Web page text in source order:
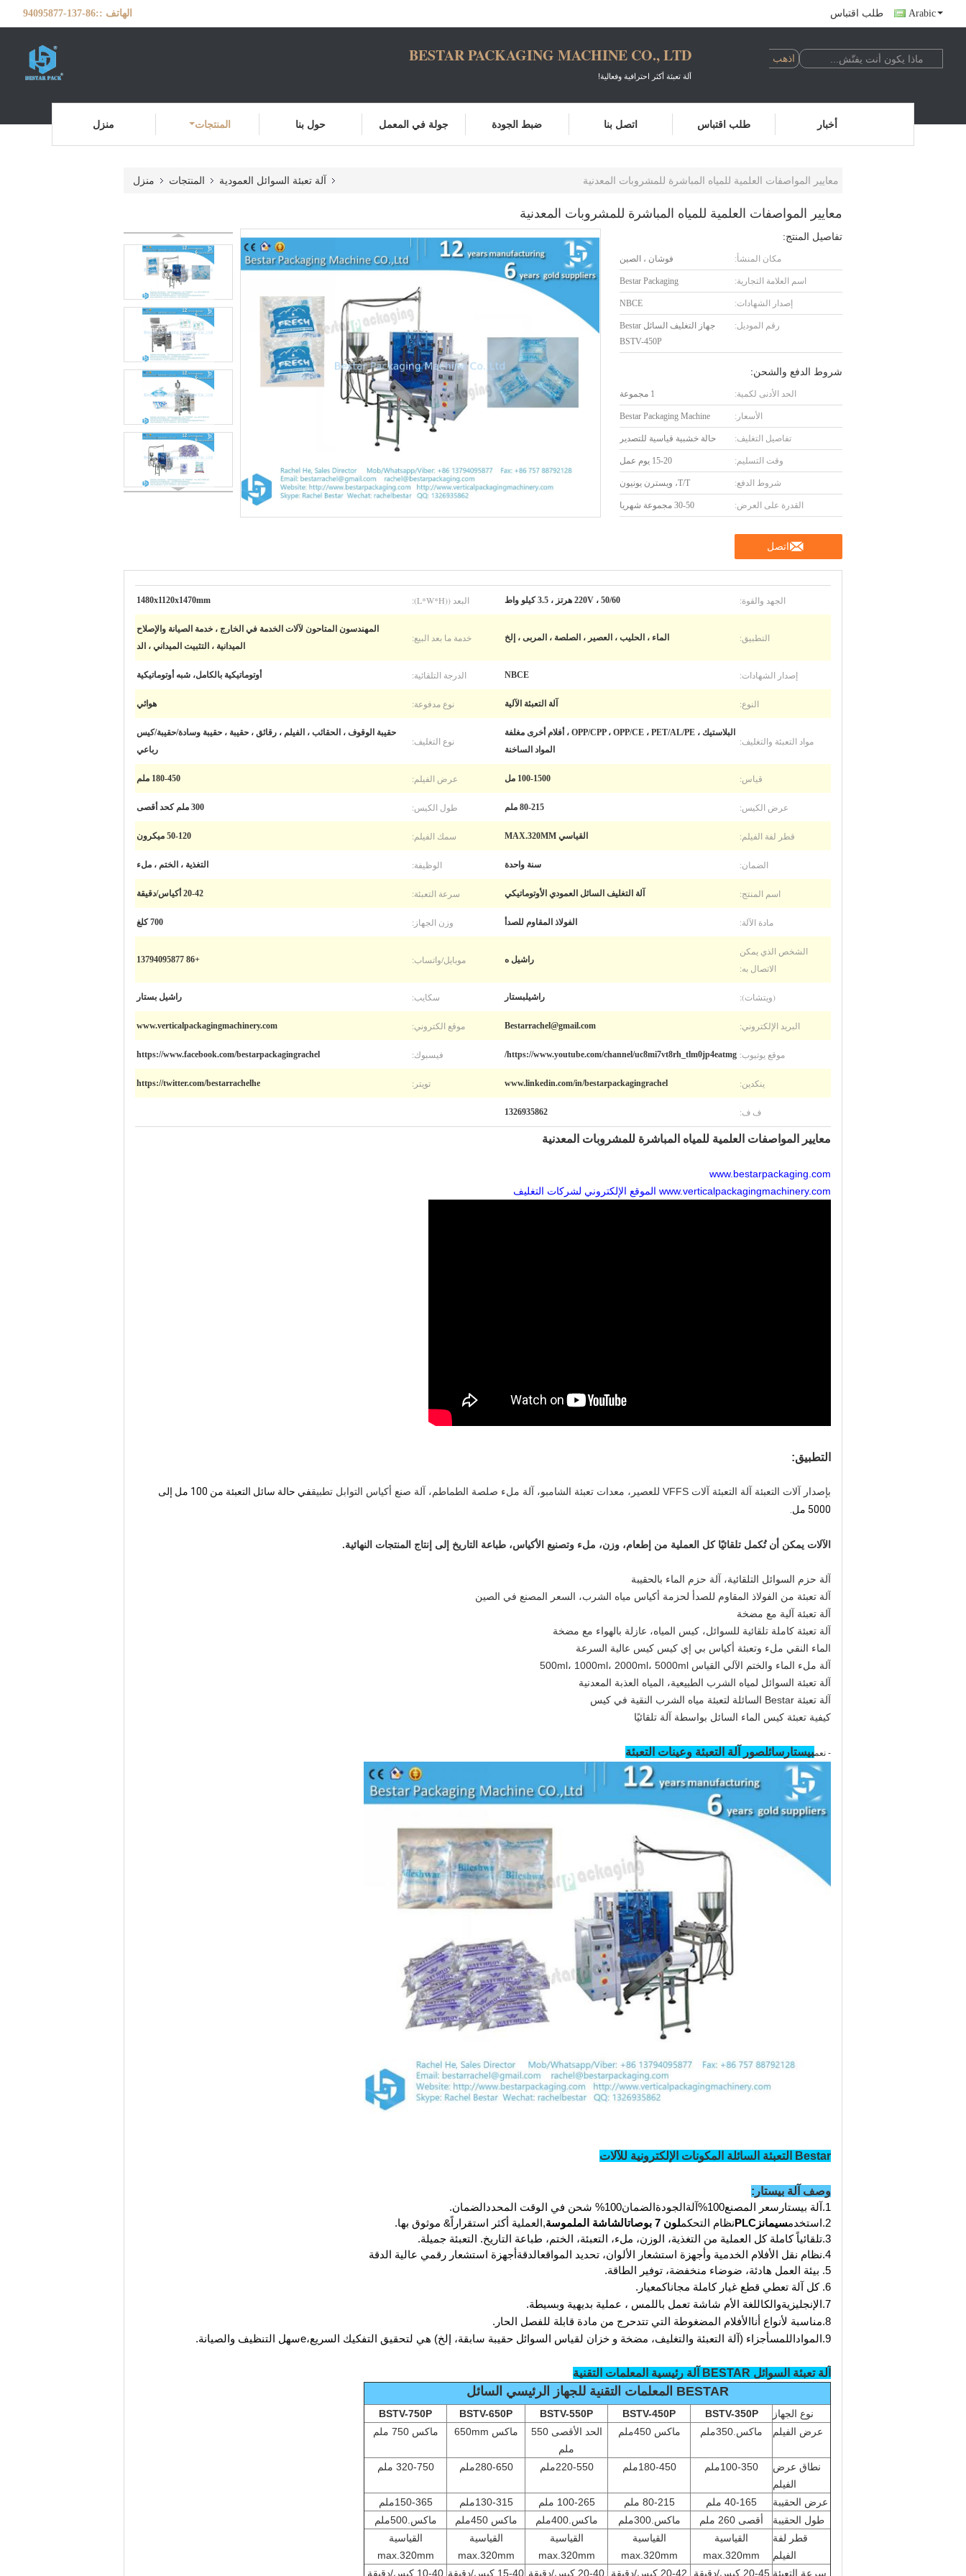
الهاتف ::86-137-94095877 طلب اقتباس Arabic
BESTAR PACKAGING MACHINE CO., LTD
آلة تعبئة أكثر احترافية وفعالية!
منزل المنتجات حول بنا جولة في المعمل ضبط الجودة اتصل بنا طلب اقتباس أخبار
منزل المنتجات آلة تعبئة السوائل العمودية معايير المواصفات العلمية للمياه المباشرة للمشروبات المعدنية
معايير المواصفات العلمية للمياه المباشرة للمشروبات المعدنية
تفاصيل المنتج:
مكان المنشأ: فوشان ، الصين
اسم العلامة التجارية: Bestar Packaging
إصدار الشهادات: NBCE
رقم الموديل:
جهاز التغليف السائل Bestar
BSTV-450P
شروط الدفع والشحن:
الحد الأدنى لكمية: 1 مجموعة
الأسعار: Bestar Packaging Machine
تفاصيل التغليف: حالة خشبية قياسية للتصدير
وقت التسليم: 15-20 يوم عمل
شروط الدفع: T/T، ويسترن يونيون
القدرة على العرض: 30-50 مجموعة شهريا
اتصل
الجهد والقوة: 220V ، 50/60 هرتز ، 3.5 كيلو واط البعد ((L*W*H): 1480x1120x1470mm
التطبيق: الماء ، الحليب ، العصير ، الصلصة ، المربى ، إلخ خدمة ما بعد البيع:
المهندسون المتاحون لآلات الخدمة في الخارج ، خدمة الصيانة والإصلاح
الميدانية ، التثبيت الميداني ، الد
إصدار الشهادات: NBCE الدرجة التلقائية: أوتوماتيكية بالكامل، شبه أوتوماتيكية
النوع: آلة التعبئة الآلية نوع مدفوعة: هوائي
مواد التعبئة والتغليف:
البلاستيك ، OPP/CPP ، OPP/CE ، PET/AL/PE ، أفلام أخرى مغلفة
المواد الساخنة
نوع التغليف:
حقيبة الوقوف ، الحقائب ، الفيلم ، رقائق ، حقيبة ، حقيبة وسادة/حقيبة/كيس
رباعي
قياس: 100-1500 مل عرض الفيلم: 180-450 ملم
عرض الكيس: 80-215 ملم طول الكيس: 300 ملم كحد أقصى
قطر لفة الفيلم: القياسي MAX.320MM سمك الفيلم: 50-120 ميكرون
الضمان: سنة واحدة الوظيفة: التغذية ، الختم ، ملء
اسم المنتج: آلة التغليف السائل العمودي الأوتوماتيكي سرعة التعبئة: 20-42 أكياس/دقيقة
مادة الآلة: الفولاذ المقاوم للصدأ وزن الجهاز: 700 كلغ
الشخص الذي يمكن
الاتصال به:
راشيل ه موبايل/واتساب: +86 13794095877
(ويتشات): راشيلبستار سكايب: راشيل بستار
البريد الإلكتروني: Bestarrachel@gmail.com موقع الكتروني: www.verticalpackagingmachinery.com
موقع يوتيوب: https://www.youtube.com/channel/uc8mi7vt8rh_tlm0jp4eatmg/ فيسبوك: https://www.facebook.com/bestarpackagingrachel
ينكدين: www.linkedin.com/in/bestarpackagingrachel تويتر: https://twitter.com/bestarrachelhe
ف ف: 1326935862
معايير المواصفات العلمية للمياه المباشرة للمشروبات المعدنية
www.bestarpackaging.com
www.verticalpackagingmachinery.com الموقع الإلكتروني لشركات التغليف
التطبيق:
بإصدار آلات التعبئة آلة التعبئة آلات VFFS للعصير، معدات تعبئة الشامبو، آلة ملء صلصة الطماطم، آلة صنع أكياس التوابل تطبيق
5000 مل.
الآلات يمكن أن تُكمل تلقائيًا كل العملية من إطعام، وزن، ملء وتصنيع الأكياس، طباعة التاريخ إلى إنتاج المنتجات النهائية.
آلة حزم السوائل التلقائية، آلة حزم الماء بالحقيبة
آلة تعبئة من الفولاذ المقاوم للصدأ لحزمة أكياس مياه الشرب، السعر المصنع في الصين
آلة تعبئة آلية مع مضخة
آلة تعبئة كاملة تلقائية للسوائل، كيس المياه، عازلة بالهواء مع مضخة
الماء النقي ملء وتعبئة أكياس بي إي كيس كيس عالية السرعة
آلة ملء الماء والختم الآلي القياس 500ml، 1000ml، 2000ml، 5000ml
آلة تعبئة السوائل لمياه الشرب الطبيعية، المياه العذبة المعدنية
آلة تعبئة Bestar السائلة لتعبئة مياه الشرب النقية في كيس
كيفية تعبئة كيس الماء السائل بواسطة آلة تلقائيًا
- نعمبيستار سائلصور آلة التعبئة وعينات التعبئة
Bestar التعبئة السائلة المكونات الإلكترونية للآلات
وصف آلة بيستار:
1. آلة بيستار سعر المصنع100% آلةالجودةالضمان100% شحن في الوقت المحدد الضمان.
2. استخدمسيمانز PLCنظام التحكملون 7 بوصات الشاشة الملموسة,العملية أكثر استقراراً& موثوق بها.
3. تلقائياً كاملة كل العملية من التغذية، الوزن، ملء، التعبئة، الختم، طباعة التاريخ. التعبئة جميلة.
4
.نظام نقل الأفلام الخدمية وأجهزة استشعار الألوان، تحديد المواقعالدقةأجهزة استشعار رقمي عالية الدقة
5
. بيئة العمل هادئة، ضوضاء منخفضة، توفير الطاقة.
6
. كل آلة تعطي قطع غيار كاملة مجاناكمعيار .
7
.الإنجليزيةوالكاللغة الأم شاشة تعمل باللمس ، عملية بديهية وبسيطة.
8
.مناسبة لأنواع أناالأفلام المضغوطة التي تتدحرج من مادة قابلة للفصل الحار.
9. المواداللمسأجزاء (آلة التعبئة والتغليف، مضخة و خزان لقياس السوائل حقيبة سابقة، إلخ) هي لتحقيق التفكيك السريع،eسهل التنظيف والصيانة.
آلة تعبئة السوائل BESTAR آلة رئيسية المعلمات التقنية
BESTAR المعلمات التقنية للجهاز الرئيسي السائل
نوع الجهاز BSTV-350P
BSTV-450P
BSTV-550P
BSTV-650P
BSTV-750P
عرض الفيلم
ماكس.350ملم ماكس 450ملم
الحد الأقصى 550
ملم
ماكس 650mm ماكس 750 ملم
نطاق عرض
الفيلم
100-350ملم 180-450ملم 220-550ملم 280-650ملم 320-750 ملم
عرض الحقيبة 40-165 ملم 80-215 ملم 100-265 ملم 130-315ملم
150-365ملم
طول الحقيبة
أقصى 260 ملم ماكس.300ملم ماكس.400ملم ماكس 450ملم
ماكس.500ملم
قطر لفة
الفيلم
القياسية
max.320mm
القياسية
max.320mm
القياسية
max.320mm
القياسية
max.320mm
القياسية
max.320mm
سرعة التعبئة 20-45 كيس/دقيقة 20-42 كيس/دقيقة 20-40 كيس/دقيقة 15-40 كيس/دقيقة 10-40 كيس/دقيقة